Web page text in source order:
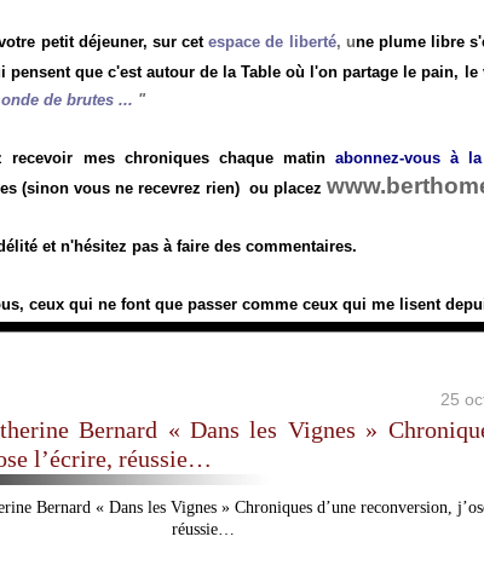
petit déjeuner, sur cetespace de liberté, une plume libre
pensent que c'est autour de la Table où l'on partage le pain,
de brutes ... "
recevoir mes chroniques chaque matinabonnez-vous à
(sinon vous ne recevrez rien) ou placez
et n'hésitez pas à faire des commentaires.
ceux qui ne font que passer comme ceux qui me lisent
25
Bernard « Dans les Vignes »
l’écrire, réussie…